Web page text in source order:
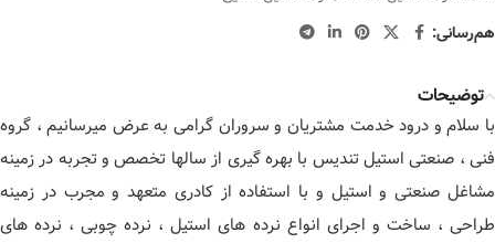
هم‌رسانی:
توضیحات
با سلام و درود خدمت مشتریان و سروران گرامی به عرض میرسانیم ، گروه
فنی ، صنعتی استیل تندیس با بهره گیری از سالها تخصص و تجربه در زمینه
مشاغل صنعتی و استیل و با استفاده از کادری متعهد و مجرب در زمینه
طراحی ، ساخت و اجرای انواع نرده های استیل ، نرده چوبی ، نرده های